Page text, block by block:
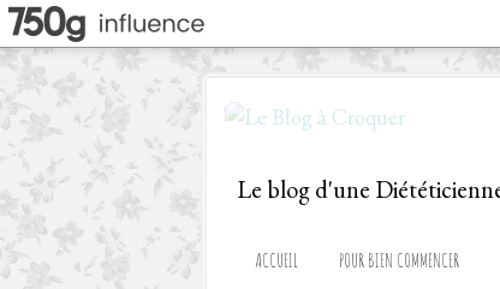
ACCUEIL POUR BIEN COMMENCER